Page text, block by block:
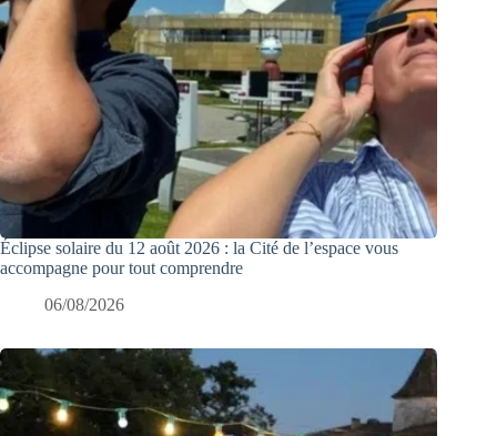
Éclipse solaire du 12 août 2026 : la Cité de l’espace vous
accompagne pour tout comprendre
06/08/2026